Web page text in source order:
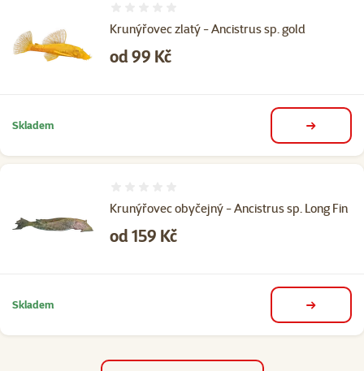
Krunýřovec zlatý - Ancistrus sp. gold
Cena
od 99 Kč
Skladem detail
Krunýřovec obyčejný - Ancistrus sp. Long Fin
Cena
od 159 Kč
Skladem detail